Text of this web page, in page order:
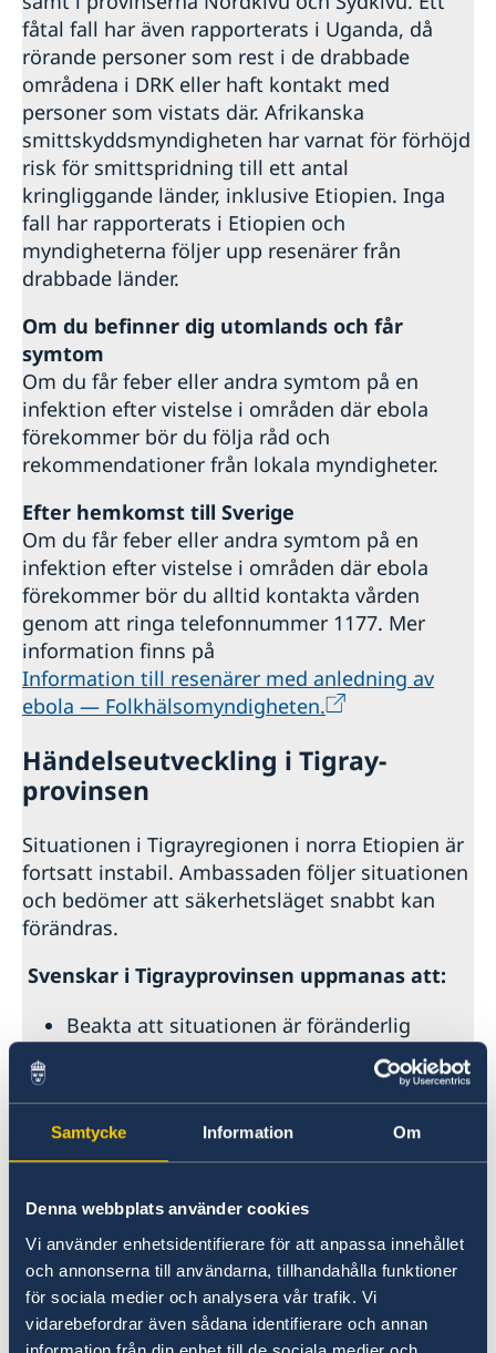
Samtycke Information Om
Denna webbplats använder cookies
Vi använder enhetsidentifierare för att anpassa innehållet
och annonserna till användarna, tillhandahålla funktioner
för sociala medier och analysera vår trafik. Vi
vidarebefordrar även sådana identifierare och annan
fåtal fall har även rapporterats i Uganda, då
rörande personer som rest i de drabbade
områdena i DRK eller haft kontakt med
personer som vistats där. Afrikanska
smittskyddsmyndigheten har varnat för förhöjd
risk för smittspridning till ett antal
kringliggande länder, inklusive Etiopien. Inga
fall har rapporterats i Etiopien och
myndigheterna följer upp ​resenärer från
drabbade länder.
Om du befinner dig utomlands och får
symtom
Om du får feber eller andra symtom på en
infektion efter vistelse i områden där ebola
förekommer bör du följa råd och
rekommendationer från lokala myndigheter.
Efter hemkomst till Sverige
Om du får feber eller andra symtom på en
infektion efter vistelse i områden där ebola
förekommer bör du alltid kontakta vården
genom att ringa telefonnummer 1177. Mer
information finns på
Information till resenärer med anledning av
ebola — Folkhälsomyndigheten.
Händelseutveckling i Tigray-
provinsen
Situationen i Tigrayregionen i norra Etiopien är
fortsatt instabil. Ambassaden följer situationen
och bedömer att säkerhetsläget snabbt kan
förändras.
Svenskar i Tigrayprovinsen uppmanas att:
Beakta att situationen är föränderlig
Iaktta särskild försiktighet och vidta
Ha god kännedom om det område där
du vistas
Ha tillgång till förnödenheter som tex
vatten, mat och mediciner. Ha
mobilen laddad.